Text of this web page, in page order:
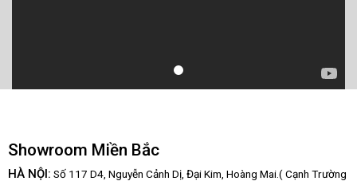
Showroom Miền Bắc
HÀ NỘI: Số 117 D4, Nguyễn Cảnh Dị, Đại Kim, Hoàng Mai.( Cạnh Trường